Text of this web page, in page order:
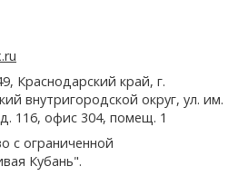
Краснодарский край, г.
внутригородской округ, ул. им.
116, офис 304, помещ. 1
с ограниченной
Кубань".